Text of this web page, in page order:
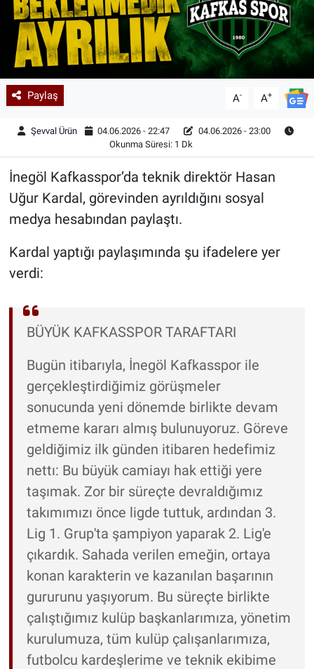
Paylaş A- A+
Şevval Ürün 04.06.2026 - 22:47
04.06.2026 - 23:00
Okunma Süresi: 1 Dk
İnegöl Kafkasspor’da teknik direktör Hasan
Uğur Kardal, görevinden ayrıldığını sosyal
medya hesabından paylaştı.
Kardal yaptığı paylaşımında şu ifadelere yer
verdi:
BÜYÜK KAFKASSPOR TARAFTARI
Bugün itibarıyla, İnegöl Kafkasspor ile
gerçekleştirdiğimiz görüşmeler
sonucunda yeni dönemde birlikte devam
etmeme kararı almış bulunuyoruz. Göreve
geldiğimiz ilk günden itibaren hedefimiz
nettı: Bu büyük camiayı hak ettiği yere
taşımak. Zor bir süreçte devraldığımız
takımımızı önce ligde tuttuk, ardından 3.
Lig 1. Grup'ta şampiyon yaparak 2. Lig'e
çıkardık. Sahada verilen emeğin, ortaya
konan karakterin ve kazanılan başarının
gururunu yaşıyorum. Bu süreçte birlikte
çalıştığımız kulüp başkanlarımıza, yönetim
kurulumuza, tüm kulüp çalışanlarımıza,
futbolcu kardeşlerime ve teknik ekibime
Siyaset
Teknoloji
Yazarlar
Astroloji-Rüya